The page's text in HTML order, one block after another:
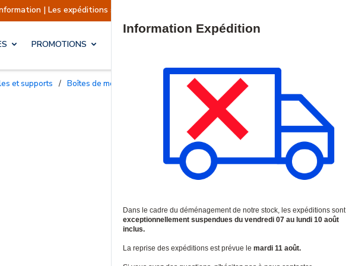
| Les expéditions sont actuellement suspendues Reprise
PROMOTIONS
et supports / Boîtes de montage